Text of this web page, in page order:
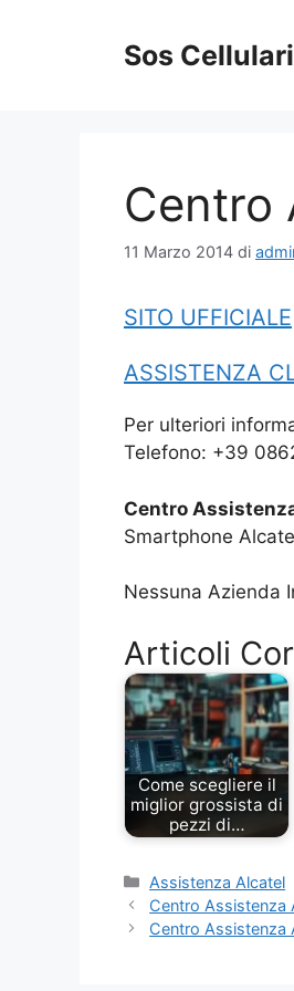
Sos Cellulari
Centro
11 Marzo 2014 di
SITO UFFICIALE
ASSISTENZA
Per ulteriori
Telefono: +39
Centro
Smartphone
Nessuna Azienda
Articoli
Come scegliere il
miglior grossista di
pezzi di…
Categorie
Assistenza Alcatel
Centro Assistenza
Centro Assistenza